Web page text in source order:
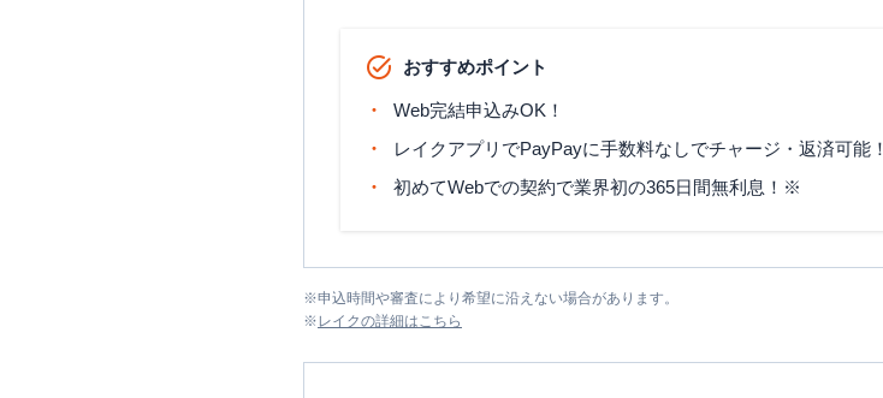
おすすめポイント
Web完結申込みOK！
レイクアプリでPayPayに手数料なしでチャージ・返済可能！
初めてWebでの契約で業界初の365日間無利息！※
※申込時間や審査により希望に沿えない場合があります。
※ レイクの詳細はこちら